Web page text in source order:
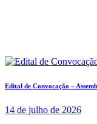
Edital de Convocação –
14 de julho de 2026